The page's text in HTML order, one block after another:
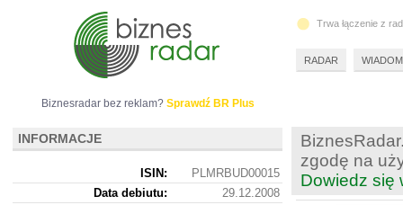
zgodę na
Dowiedz się
Biznesradar bez reklam? Sprawdź BR Plus
INFORMACJE
ISIN:
PLMRBUD00015
Data debiutu:
29.12.2008
Trwa łączenie z
RADAR